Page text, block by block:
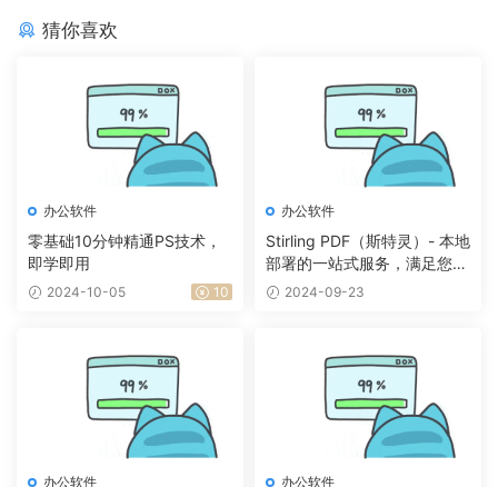
猜你喜欢
办公软件
零基础10分钟精通PS技术，
即学即用
2024-10-05 10
办公软件
Stirling PDF（斯特灵）- 本地
部署的一站式服务，满足您的
所有PDF需求
2024-09-23
办公软件 办公软件